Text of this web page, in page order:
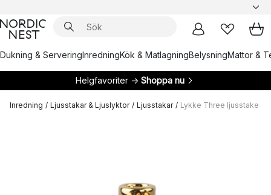
Dukning & ServeringInredningKök & MatlagningBelysningMattor &
Helgfavoriter → Shoppa nu
Inredning / Ljusstakar & Ljuslyktor / Ljusstakar / Lykke Three ljusstake